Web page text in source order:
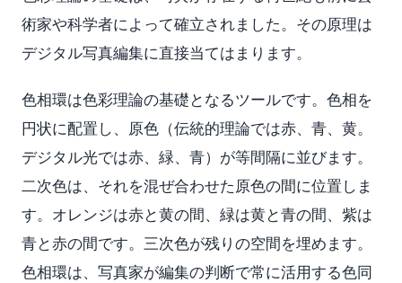
術家や科学者によって確立されました。その原理は
デジタル写真編集に直接当てはまります。
色相環は色彩理論の基礎となるツールです。色相を
円状に配置し、原色（伝統的理論では赤、青、黄。
デジタル光では赤、緑、青）が等間隔に並びます。
二次色は、それを混ぜ合わせた原色の間に位置しま
す。オレンジは赤と黄の間、緑は黄と青の間、紫は
青と赤の間です。三次色が残りの空間を埋めます。
色相環は、写真家が編集の判断で常に活用する色同